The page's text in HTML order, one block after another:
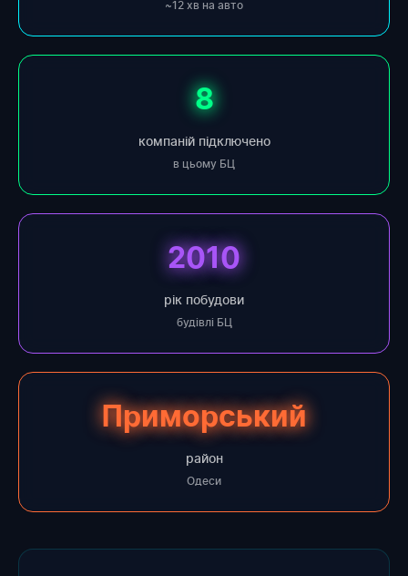
~12 хв на авто
8
компаній підключено
в цьому БЦ
2010
рік побудови
будівлі БЦ
Приморський
район
Одеси